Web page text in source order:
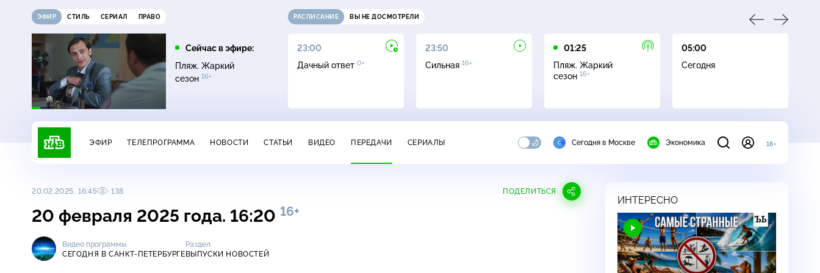
ЭФИР СТИЛЬ СЕРИАЛ ПРАВО
Сейчас в эфире:
Пляж. Жаркий
сезон 16+
РАСПИСАНИЕ ВЫ НЕ ДОСМОТРЕЛИ
16:00
Сегодня
17:00
Невский. Чужой среди
чужих 16+
23:00
Дачный ответ 0+
23:50
Сильная 16+
01:25
Пляж. Жаркий
сезон 16+
05:00
Сегодня
ЭФИР ТЕЛЕПРОГРАММА НОВОСТИ СТАТЬИ ВИДЕО ПЕРЕДАЧИ СЕРИАЛЫ Сегодня в Москве Экономика 18+
20.02.2025, 16:45 138 ПОДЕЛИТЬСЯ
20 февраля 2025 года. 16:20 16+
Видео программы
СЕГОДНЯ В САНКТ-ПЕТЕРБУРГЕ
Раздел
ВЫПУСКИ НОВОСТЕЙ
ИНТЕРЕСНО